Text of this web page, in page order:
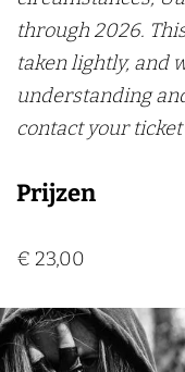
o
p
p
o
d
u
m
P
o
p
p
o
through 2026.
taken lightly, and
understanding
contact your
Prijzen
€ 23,00